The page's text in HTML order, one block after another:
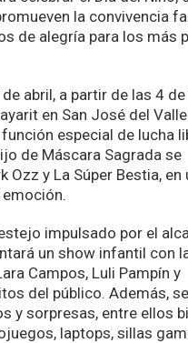
la convivencia
de alegría para los más
abril, a partir de las 4
en San José del
especial de lucha
de Máscara Sagrada se
Ozz y La Súper Bestia, en
impulsado por el
un show infantil con
Campos, Luli Pampín y
del público. Además, se
y sorpresas, entre ellos
laptops, sillas